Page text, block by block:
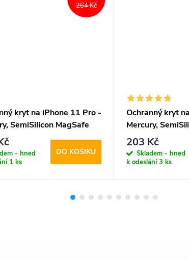
264 Kč
kryt na iPhone 11 Pro -
SemiSilicon MagSafe
- hned
1 ks
DO KOŠÍKU
Ochranný kryt
Mercury,
Purple
203 Kč
Skladem - hned
k odeslání3 ks